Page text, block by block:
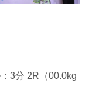
3分 2R（00.0kg